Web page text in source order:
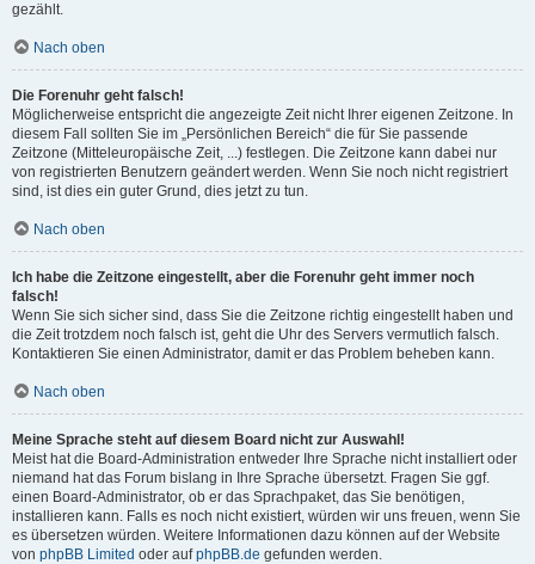
gezählt.
Nach oben
Die Forenuhr geht falsch!
Möglicherweise entspricht die angezeigte Zeit nicht Ihrer eigenen Zeitzone. In
diesem Fall sollten Sie im „Persönlichen Bereich“ die für Sie passende
Zeitzone (Mitteleuropäische Zeit, ...) festlegen. Die Zeitzone kann dabei nur
von registrierten Benutzern geändert werden. Wenn Sie noch nicht registriert
sind, ist dies ein guter Grund, dies jetzt zu tun.
Nach oben
Ich habe die Zeitzone eingestellt, aber die Forenuhr geht immer noch
falsch!
Wenn Sie sich sicher sind, dass Sie die Zeitzone richtig eingestellt haben und
die Zeit trotzdem noch falsch ist, geht die Uhr des Servers vermutlich falsch.
Kontaktieren Sie einen Administrator, damit er das Problem beheben kann.
Nach oben
Meine Sprache steht auf diesem Board nicht zur Auswahl!
Meist hat die Board-Administration entweder Ihre Sprache nicht installiert oder
niemand hat das Forum bislang in Ihre Sprache übersetzt. Fragen Sie ggf.
einen Board-Administrator, ob er das Sprachpaket, das Sie benötigen,
installieren kann. Falls es noch nicht existiert, würden wir uns freuen, wenn Sie
es übersetzen würden. Weitere Informationen dazu können auf der Website
von phpBB Limited oder aufphpBB.de gefunden werden.